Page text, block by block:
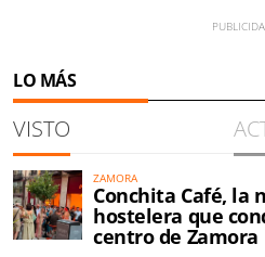
LO MÁS
VISTO
ZAMORA
Conchita Café, la
hostelera que
centro de Zamora